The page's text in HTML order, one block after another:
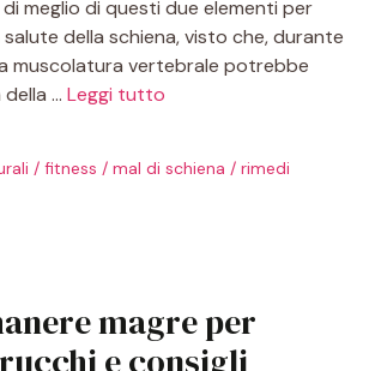
meglio di questi due elementi per
della schiena, visto che, durante
muscolatura vertebrale potrebbe
… Leggi tutto
/ fitness / mal di schiena / rimedi
magre per
e consigli